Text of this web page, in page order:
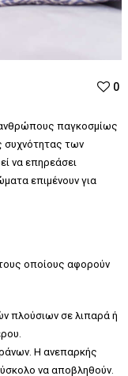
0
ανθρώπους παγκοσμίως
συχνότητας των
να επηρεάσει
επιμένουν για
οποίους αφορούν
πλούσιων σε λιπαρά ή
Η ανεπαρκής
να αποβληθούν.